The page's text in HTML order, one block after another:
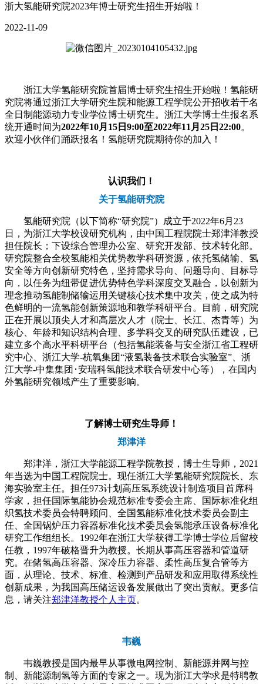
浙大氢能研究院2023年博士研究生招生开始啦！
2022-11-09
浙江大学氢能研究院首届博士研究生招生开始啦！氢能研
究院将通过浙江大学研究生院和能源工程学院公开招收若干名
全日制能源动力专业学位博士研究生。浙江大学博士生报名系
统开通时间为2022年10月15日9:00至2022年11月25日22:00。
欢迎小伙伴们踊跃报名！氢能研究院期待你的加入！
认识我们！
关于氢能研究院
氢能研究院（以下简称“研究院”）成立于2022年6月23
日，为浙江大学校设研究机构，由中国工程院院士郑津洋教授
担任院长；下设综合管理办公室、研究开发部、技术转化部。
研究院整合全校氢能相关优势教学科研资源，依托氢储输、氢
安全等方向创新研究特色，坚持需求导向、问题导向、目标导
向，以任务为纽带促进优势特色学科深度交叉融合，以创新为
理念推动氢能制储输运用关键核心技术集中攻关，使之成为特
色鲜明的一流氢能创新策源地和教学科研平台。目前，研究院
正在开展以顶尖人才和高层次人才（院士、长江、杰青等）为
核心、年龄和知识结构合理、多学科交叉的研究队伍建设，已
建立多个高水平科研平台（包括氢能装备与安全浙江省工程研
究中心、浙江大学-杭氧集团“液氢装备技术联合实验室”、浙
江大学-中集集团･安瑞科氢能技术联合研发中心等），在国内
外氢能研究领域产生了重要影响。
了解博士研究生导师！
郑津洋
郑津洋，浙江大学能源工程学院教授，博士生导师，2021
年当选为中国工程院院士。现任浙江大学氢能研究院院长、东
海实验室主任。担任973计划高压氢系统设计制造项目首席科
学家，担任国际氢能协会规范标准专委会主席、国际标准化组
织氢技术委员会特聘顾问、全国氢能标准化技术委员会副主
任、全国锅炉压力容器标准化技术委员会氢能承压设备标准化
研究工作组组长。1992年在浙江大学获得工学博士学位后留校
任教，1997年破格晋升为教授。长期从事高压容器和管道研
究。在储氢高压容器、深冷压力容器、柔性高压复合管等方
面，从理论、技术、标准、检测到产品研发和应用取得系统性
创新成果，为我国高压储运设备发展做出了突出贡献。更多信
息，请关注郑津洋教授个人主页。
韦巍
韦巍教授是国内最早从事微电网控制、新能源并网与控
制、新能源制氢等方面的专家之一。现为浙江大学求是特聘教